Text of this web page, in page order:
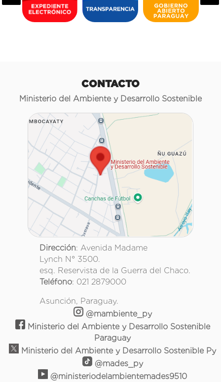
CONTACTO
Ministerio del Ambiente y Desarrollo Sostenible
Dirección: Avenida Madame
Lynch N° 3500.
esq. Reservista de la Guerra del Chaco.
Teléfono: 021 2879000
Asunción, Paraguay.
@mambiente_py
Ministerio del Ambiente y Desarrollo Sostenible
Paraguay
Ministerio del Ambiente y Desarrollo Sostenible Py
@mades_py
@ministeriodelambientemades9510